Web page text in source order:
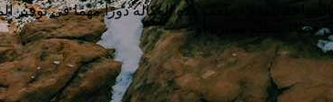
للعملاء. تلعب هذه الوكاله دورًا مهمًا في توفير
قضاء عطلة مميزة أو